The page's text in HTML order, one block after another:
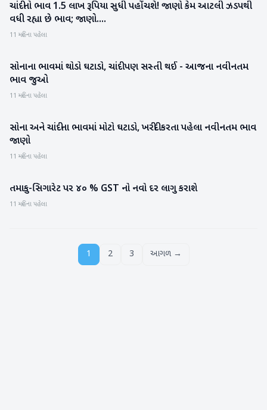
બિઝનેસ
ચાંદીનો ભાવ 1.5 લાખ રૂપિયા સુધી પહોંચશે! જાણો કેમ આટલી ઝડપથી
વધી રહ્યા છે ભાવ; જાણો....
11 મહિના પહેલા
બિઝનેસ
સોનાના ભાવમાં થોડો ઘટાડો, ચાંદી પણ સસ્તી થઈ - આજના નવીનતમ
ભાવ જુઓ
11 મહિના પહેલા
બિઝનેસ
સોના અને ચાંદીના ભાવમાં મોટો ઘટાડો, ખરીદી કરતા પહેલા નવીનતમ ભાવ
જાણો
11 મહિના પહેલા
રાષ્ટ્રીય
તમાકુ-સિગારેટ પર ૪૦ % GST નો નવો દર લાગુ કરાશે
11 મહિના પહેલા
1 2 3 આગળ →